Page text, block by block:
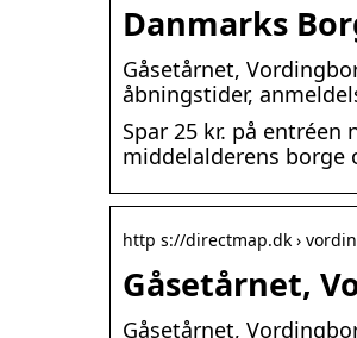
Danmarks
Gåsetårnet,
åbningstider,
Spar 25 kr. på
middelalderens borge
http s://directmap.dk ›
Gåsetårnet,
Gåsetårnet,